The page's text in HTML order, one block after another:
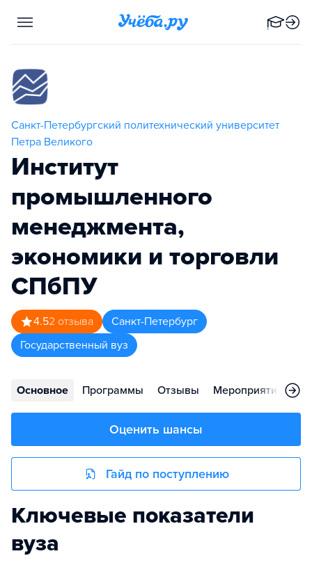
Санкт-Петербургский политехнический университет
Петра Великого
Институт
промышленного
менеджмента,
экономики и торговли
СПбПУ
4.52 отзыва
Санкт-Петербург
Государственный вуз
Основное Программы Отзывы Мероприятия
Оценить шансы
Гайд по поступлению
Ключевые показатели
вуза